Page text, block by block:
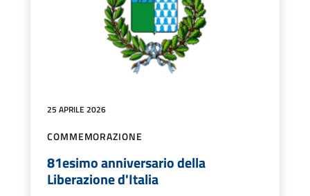
25 APRILE 2026
COMMEMORAZIONE
81esimo anniversario della
Liberazione d'Italia